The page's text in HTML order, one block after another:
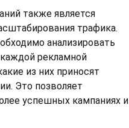
также является
трафика.
анализировать
рекламной
из них приносят
Это позволяет
успешных кампаниях и